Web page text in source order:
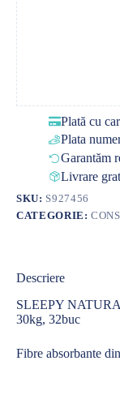
Plată cu
Plata
Garantăm
Livrare
SKU: S927456
CATEGORIE:
Descriere
SLEEPY
30kg, 32buc
Fibre absorbante